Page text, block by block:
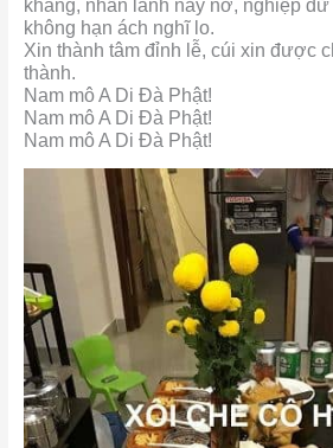
khang, nhân lành nảy nở, nghiệp
không hạn ách nghĩ lo.
Xin thành tâm đỉnh lễ, cúi xin được
thành.
Nam mô A Di Đà Phật!
Nam mô A Di Đà Phật!
Nam mô A Di Đà Phật!